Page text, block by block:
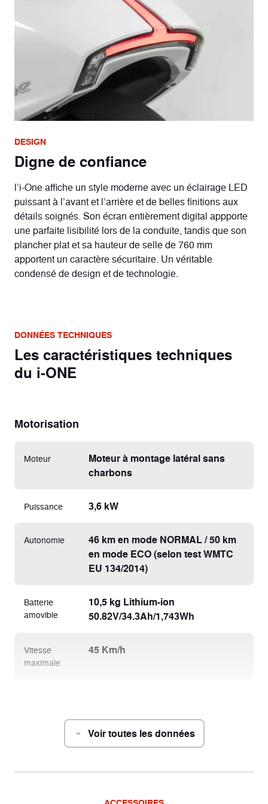
DESIGN
Digne de confiance
l’i-One affiche un style moderne avec un éclairage LED
puissant à l’avant et l’arrière et de belles finitions aux
détails soignés. Son écran entièrement digital appporte
une parfaite lisibilité lors de la conduite, tandis que son
plancher plat et sa hauteur de selle de 760 mm
apportent un caractère sécuritaire. Un véritable
condensé de design et de technologie.
DONNÉES TECHNIQUES
Les caractéristiques techniques
du i-ONE
Motorisation
Moteur
Moteur à montage latéral sans
charbons
Puissance 3,6 kW
Autonomie
46 km en mode NORMAL / 50 km
en mode ECO (selon test WMTC
EU 134/2014)
Batterie
amovible
10,5 kg Lithium-ion
50.82V/34.3Ah/1,743Wh
Vitesse
maximale
45 Km/h
Dimensions
1808x700 x 1115 mm
Voir toutes les données